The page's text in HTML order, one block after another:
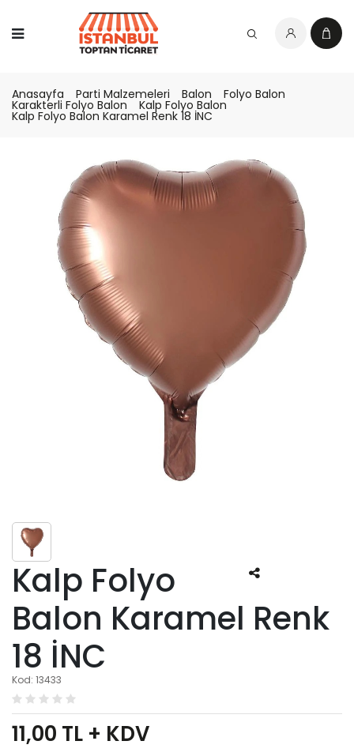
Anasayfa Parti Malzemeleri Balon Folyo Balon
Karakterli Folyo Balon Kalp Folyo Balon
Kalp Folyo Balon Karamel Renk 18 İNC
Kalp Folyo
Balon Karamel Renk
18 İNC
Kod: 13433
11,00 TL + KDV